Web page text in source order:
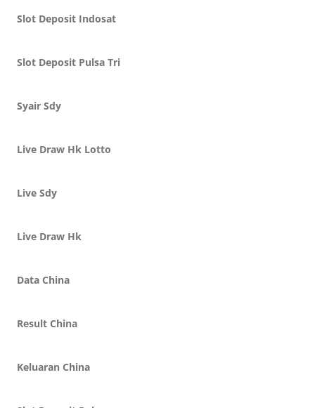
Slot Deposit Indosat
Slot Deposit Pulsa Tri
Syair Sdy
Live Draw Hk Lotto
Live Sdy
Live Draw Hk
Data China
Result China
Keluaran China